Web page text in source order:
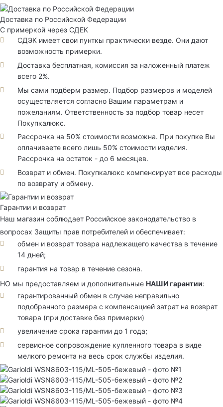
Доставка по Российской Федерации
С примеркой через СДЕК
СДЭК имеет свои пунткы практически везде. Они дают
возможность примерки.
Доставка бесплатная, комиссия за наложенный платеж
всего 2%.
Мы сами подберм размер. Подбор размеров и моделей
осуществляется согласно Вашим параметрам и
пожеланиям. Ответственность за подбор товар несет
Покупкалюкс.
Рассрочка на 50% стоимости возможна. При покупке Вы
оплачиваете всего лишь 50% стоимости изделия.
Рассрочка на остаток - до 6 месяцев.
Возврат и обмен. Покупкалюкс компенсирует все расходы
по возврату и обмену.
Гарантии и возврат
Наш магазин соблюдает Российское законодательство в
вопросах Защиты прав потребителей и обеспечивает:
обмен и возврат товара надлежащего качества в течение
14 дней;
гарантия на товар в течение сезона.
НО мы предоставляем и дополнительные НАШИ гарантии:
гарантированный обмен в случае неправильно
подобранного размера с компенсацией затрат на возврат
товара (при доставке без примерки)
увеличение срока гарантии до 1 года;
сервисное сопровождение купленного товара в виде
мелкого ремонта на весь срок службы изделия.